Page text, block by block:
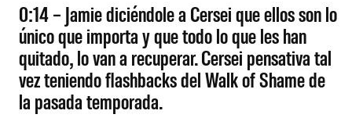
0:14 – Jamie diciéndole a Cersei que ellos son lo
único que importa y que todo lo que les han
quitado, lo van a recuperar. Cersei pensativa tal
vez teniendo flashbacks del Walk of Shame de
la pasada temporada.